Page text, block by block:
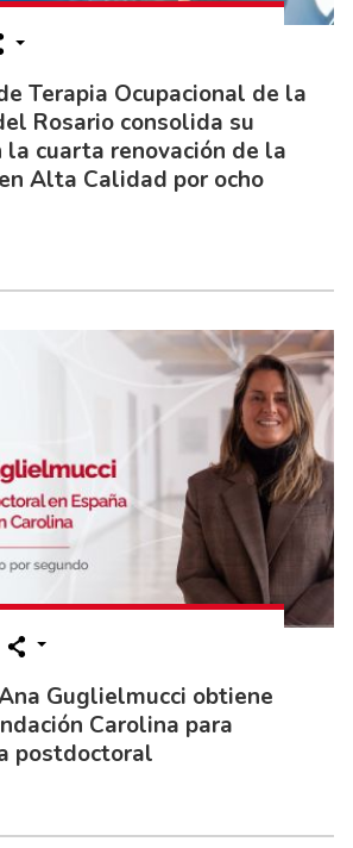
Terapia Ocupacional de la
Rosario consolida su
la cuarta renovación de la
Alta Calidad por ocho
Guglielmucci obtiene
Carolina para
postdoctoral